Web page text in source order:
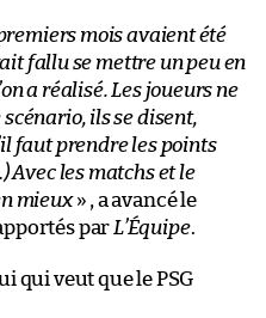
mois avaient été
fallu se mettre un peu en
a réalisé. Les joueurs ne
ils se disent,
faut prendre les points
Avec les matchs et le
mieux» , a avancé le
par L’Équipe.
qui veut que le PSG